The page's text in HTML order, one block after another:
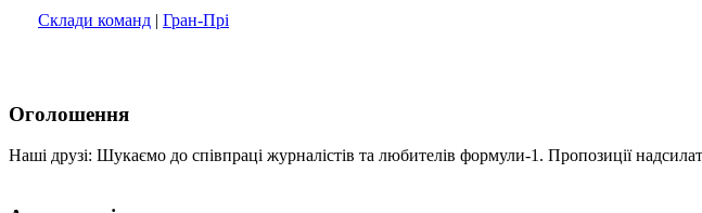
Склади команд | Гран-Прі
Оголошення
Наші друзі: Шукаємо до співпраці журналістів та любителів формули-1. Пропозиції